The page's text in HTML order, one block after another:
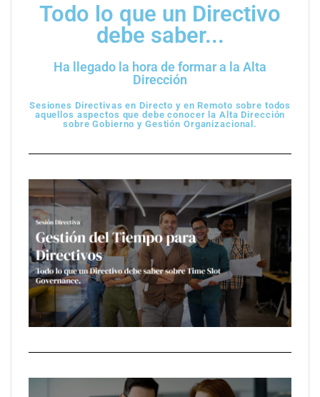
Todo lo que un Directivo
debe saber...
Ha llegado la hora de formar a la Alta
Dirección
Sesiones Directivas en Directo y en Remoto sobre todos
aquellos aspectos que debe conocer la Alta Dirección
sobre Gobierno y Gestión Organizacional.